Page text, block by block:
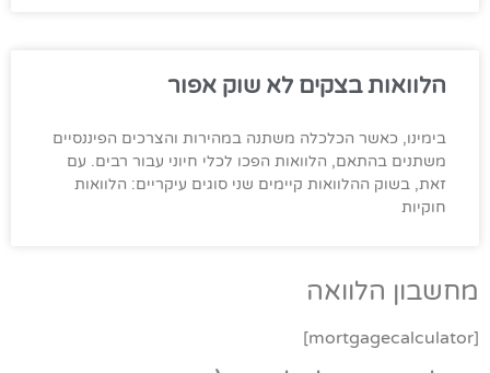
הלוואות בצקים לא שוק אפור
בימינו, כאשר הכלכלה משתנה במהירות והצרכים הפיננסיים
משתנים בהתאם, הלוואות הפכו לכלי חיוני עבור רבים. עם
זאת, בשוק ההלוואות קיימים שני סוגים עיקריים: הלוואות
חוקיות
מחשבון הלוואה
[mortgagecalculator]